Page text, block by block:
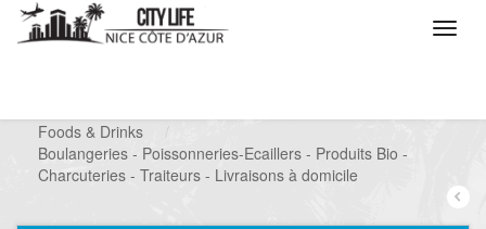
Foods & Drinks
/
Boulangeries - Poissonneries-Ecaillers - Produits Bio -
Charcuteries - Traiteurs - Livraisons à domicile